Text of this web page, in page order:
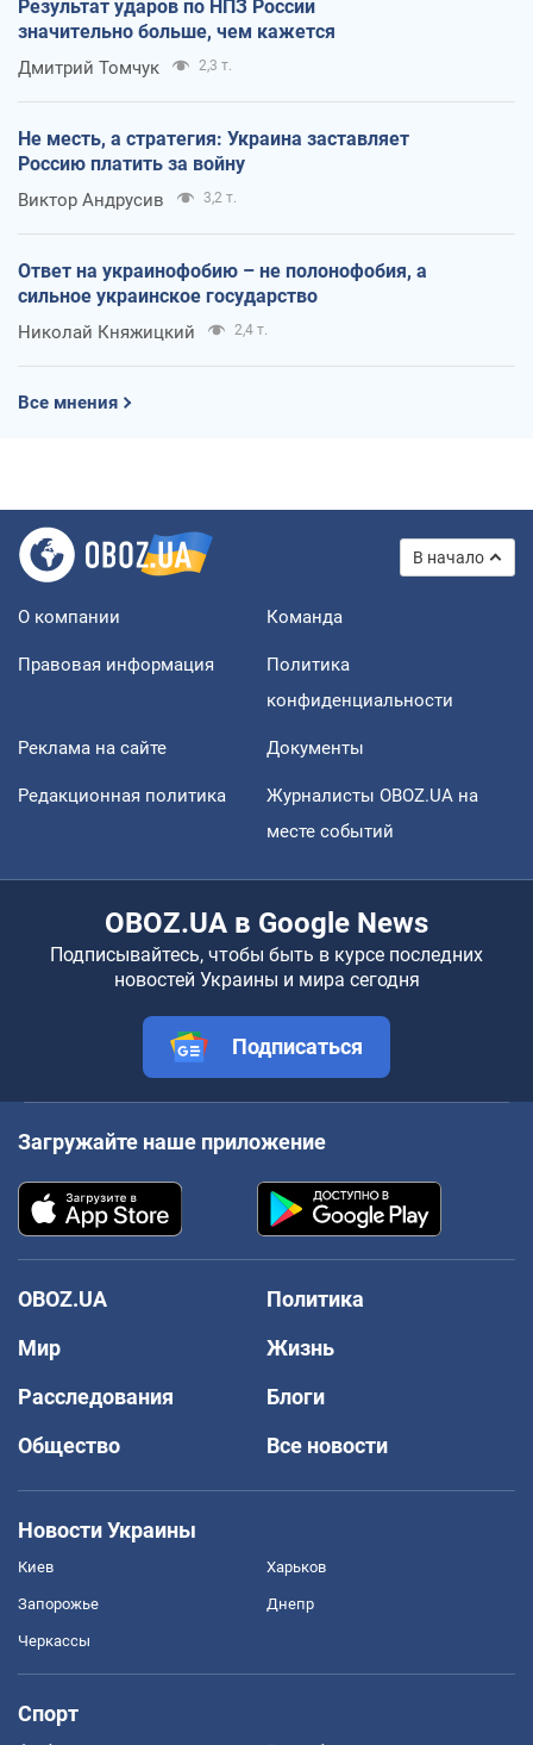
Результат ударов по НПЗ России
значительно больше, чем кажется
Дмитрий Томчук 2,3 т.
Не месть, а стратегия: Украина заставляет
Россию платить за войну
Виктор Андрусив 3,2 т.
Ответ на украинофобию – не полонофобия, а
сильное украинское государство
Николай Княжицкий 2,4 т.
Все мнения
В начало
О компании Команда
Правовая информация
Политика
конфиденциальности
Реклама на сайте Документы
Редакционная политика
Журналисты OBOZ.UA на
месте событий
OBOZ.UA в Google News
Подписывайтесь, чтобы быть в курсе последних
новостей Украины и мира сегодня
Подписаться
Загружайте наше приложение
OBOZ.UA
Политика
Мир
Жизнь
Расследования
Блоги
Общество
Все новости
Новости Украины
Киев Харьков
Запорожье Днепр
Черкассы
Спорт